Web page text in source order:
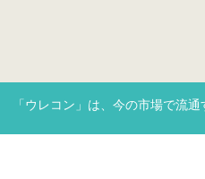
「ウレコン」は、今の市場で流